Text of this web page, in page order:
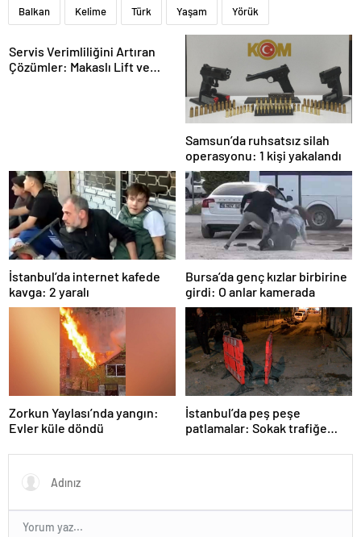
Balkan Kelime Türk Yaşam Yörük
Servis Verimliliğini Artıran
Çözümler: Makaslı Lift ve
Samsun’da ruhsatsız silah
operasyonu: 1 kişi yakalandı
İstanbul’da internet kafede
kavga: 2 yaralı
Bursa’da genç kızlar birbirine
girdi: O anlar kamerada
Zorkun Yaylası’nda yangın:
Evler küle döndü
İstanbul’da peş peşe
patlamalar: Sokak trafiğe